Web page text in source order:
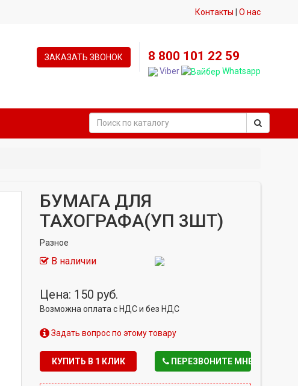
Контакты О нас
ЗАКАЗАТЬ ЗВОНОК 8 800 101 22 59
Viber Whatsapp
БУМАГА ДЛЯ
ТАХОГРАФА(УП 3ШТ)
Разное
В наличии
Цена: 150 руб.
Возможна оплата с НДС и без НДС
Задать вопрос по этому товару
КУПИТЬ В 1 КЛИК ПЕРЕЗВОНИТЕ МНЕ